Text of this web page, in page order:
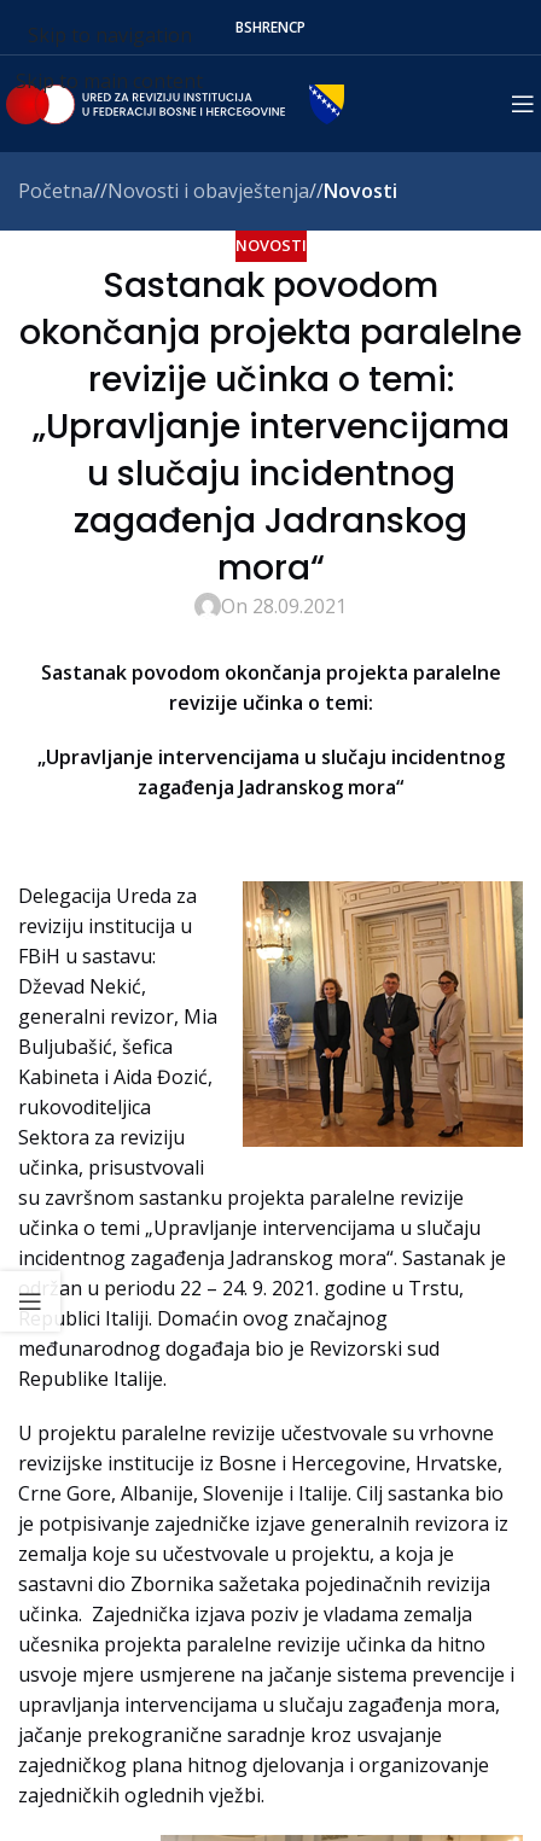
Skip to navigation
Skip to main content
BSHRENСР
Početna/ Novosti i obavještenja/ Novosti
NOVOSTI
Sastanak povodom
okončanja projekta paralelne
revizije učinka o temi:
„Upravljanje intervencijama
u slučaju incidentnog
zagađenja Jadranskog
mora“
On 28.09.2021
Sastanak povodom okončanja projekta paralelne
revizije učinka o temi:
„Upravljanje intervencijama u slučaju incidentnog
zagađenja Jadranskog mora“
Delegacija Ureda za
reviziju institucija u
FBiH u sastavu:
Dževad Nekić,
generalni revizor, Mia
Buljubašić, šefica
Kabineta i Aida Đozić,
rukovoditeljica
Sektora za reviziju
učinka, prisustvovali
su završnom sastanku projekta paralelne revizije
učinka o temi „Upravljanje intervencijama u slučaju
incidentnog zagađenja Jadranskog mora“. Sastanak je
održan u periodu 22 – 24. 9. 2021. godine u Trstu,
Republici Italiji. Domaćin ovog značajnog
međunarodnog događaja bio je Revizorski sud
Republike Italije.
U projektu paralelne revizije učestvovale su vrhovne
revizijske institucije iz Bosne i Hercegovine, Hrvatske,
Crne Gore, Albanije, Slovenije i Italije. Cilj sastanka bio
je potpisivanje zajedničke izjave generalnih revizora iz
zemalja koje su učestvovale u projektu, a koja je
sastavni dio Zbornika sažetaka pojedinačnih revizija
učinka. Zajednička izjava poziv je vladama zemalja
učesnika projekta paralelne revizije učinka da hitno
usvoje mjere usmjerene na jačanje sistema prevencije i
upravljanja intervencijama u slučaju zagađenja mora,
jačanje prekogranične saradnje kroz usvajanje
zajedničkog plana hitnog djelovanja i organizovanje
zajedničkih oglednih vježbi.